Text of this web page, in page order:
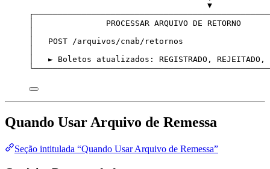
▼
│               PROCESSAR ARQUIVO DE
│   POST /arquivos/cnab/retornos
│   ► Boletos atualizados: REGISTRADO,
Quando Usar Arquivo de Remessa
Seção intitulada “Quando Usar Arquivo de Remessa”